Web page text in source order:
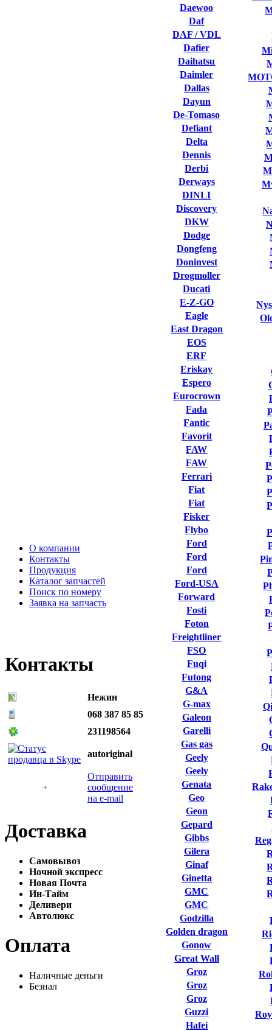
О компании
Контакты
Продукция
Каталог запчастей
Поиск по номеру
Заявка на запчасть
Контакты
Нежин
068 387 85 85
231198564
autoriginal
Отправить
сообщение
на e-mail
Доставка
Самовывоз
Ночной экспресс
Новая Почта
Ин-Тайм
Деливери
Автолюкс
Оплата
Наличные деньги
Безнал
Daewoo
Daf
DAF / VDL
Dafier
Daihatsu
Daimler
Dallas
Dayun
De-Tomaso
Defiant
Delta
Dennis
Derbi
Derways
DINLI
Discovery
DKW
Dodge
Dongfeng
Doninvest
Drogmoller
Ducati
E-Z-GO
Eagle
East Dragon
EOS
ERF
Eriskay
Espero
Eurocrown
Fada
Fantic
Favorit
FAW
FAW
Ferrari
Fiat
Fiat
Fisker
Flybo
Ford
Ford
Ford
Ford-USA
Forward
Fosti
Foton
Freightliner
FSO
Fuqi
Futong
G&A
G-max
Galeon
Garelli
Gas gas
Geely
Geely
Genata
Geo
Geon
Gepard
Gibbs
Gilera
Ginaf
Ginetta
GMC
GMC
Godzilla
Golden dragon
Gonow
Great Wall
Groz
Groz
Groz
Guzzi
Hafei